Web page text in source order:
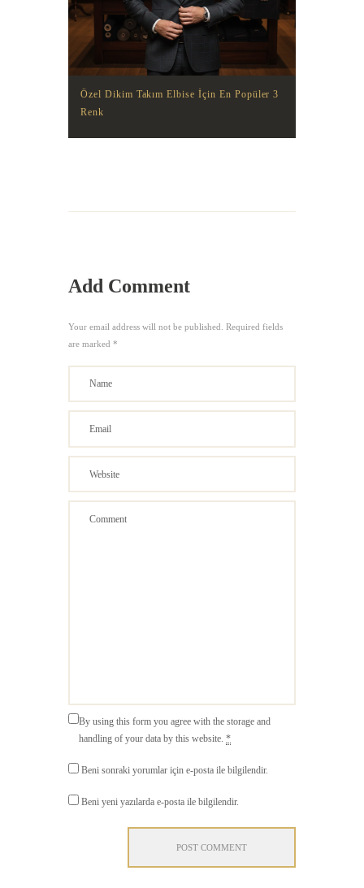
Özel Dikim Takım Elbise İçin En Popüler 3
Renk
Add Comment
Your email address will not be published. Required fields
are marked *
By using this form you agree with the storage and
handling of your data by this website. *
Beni sonraki yorumlar için e-posta ile bilgilendir.
Beni yeni yazılarda e-posta ile bilgilendir.